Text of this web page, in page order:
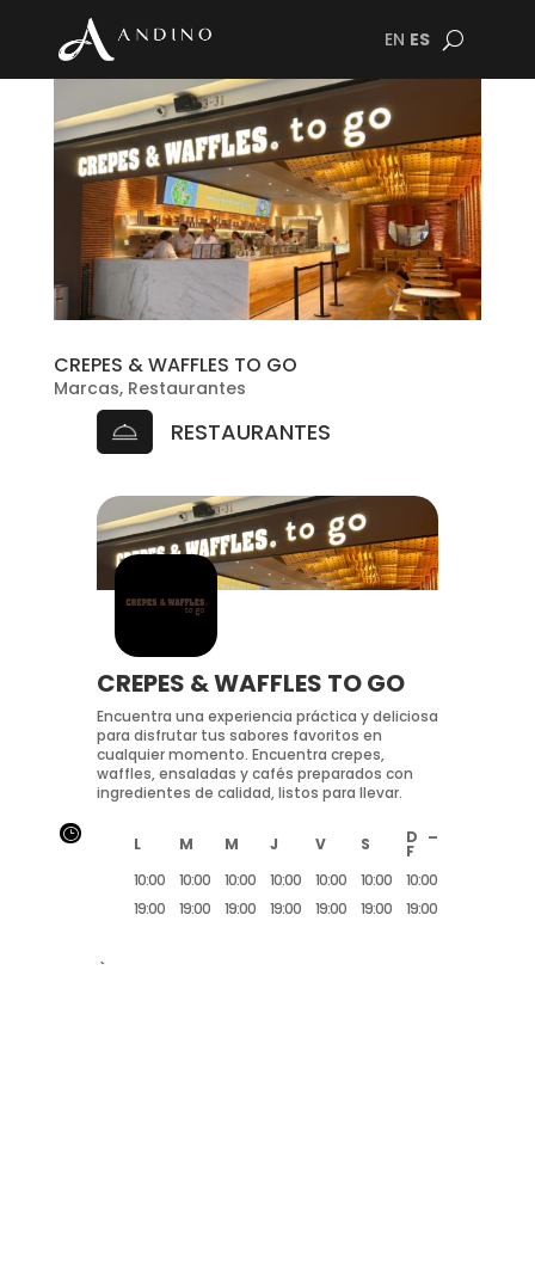
EN ES
CREPES & WAFFLES TO GO
Marcas, Restaurantes
RESTAURANTES
CREPES & WAFFLES TO GO
Encuentra una experiencia práctica y deliciosa
para disfrutar tus sabores favoritos en
cualquier momento. Encuentra crepes,
waffles, ensaladas y cafés preparados con
ingredientes de calidad, listos para llevar.
L M M J V S D –
F
10:00
19:00
10:00
19:00
10:00
19:00
10:00
19:00
10:00
19:00
10:00
19:00
10:00
19:00
}
<